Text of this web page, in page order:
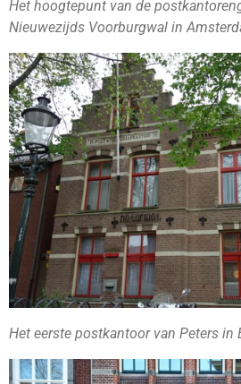
Het hoogtepunt van de
Nieuwezijds Voorburgwal in
Het eerste postkantoor van Peters in